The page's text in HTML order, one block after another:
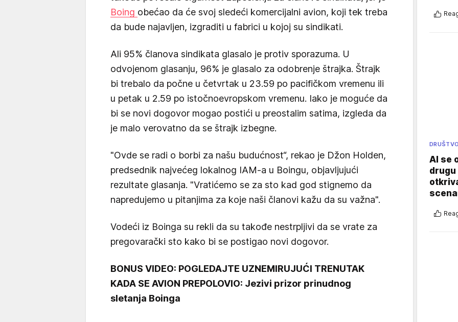
Boing obećao da će svoj sledeći komercijalni avion, koji tek treba
da bude najavljen, izgraditi u fabrici u kojoj su sindikati.
Ali 95% članova sindikata glasalo je protiv sporazuma. U
odvojenom glasanju, 96% je glasalo za odobrenje štrajka. Štrajk
bi trebalo da počne u četvrtak u 23.59 po pacifičkom vremenu ili
u petak u 2.59 po istočnoevropskom vremenu. Iako je moguće da
bi se novi dogovor mogao postići u preostalim satima, izgleda da
je malo verovatno da se štrajk izbegne.
"Ovde se radi o borbi za našu budućnost“, rekao je Džon Holden,
predsednik najvećeg lokalnog IAM-a u Boingu, objavljujući
rezultate glasanja. "Vratićemo se za sto kad god stignemo da
napredujemo u pitanjima za koje naši članovi kažu da su važna".
Vodeći iz Boinga su rekli da su takođe nestrpljivi da se vrate za
pregovarački sto kako bi se postigao novi dogovor.
BONUS VIDEO: POGLEDAJTE UZNEMIRUJUĆI TRENUTAK
KADA SE AVION PREPOLOVIO: Jezivi prizor prinudnog
sletanja Boinga
DRUŠTVO
AI se